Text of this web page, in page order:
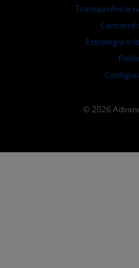
Transparência
Estratégia
© 2026